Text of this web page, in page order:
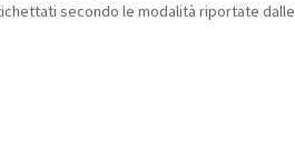
secondo le modalità riportate dalle